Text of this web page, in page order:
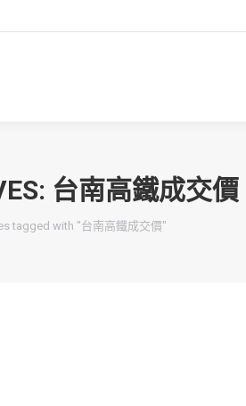
台南高鐵成交價
tagged with "台南高鐵成交價"